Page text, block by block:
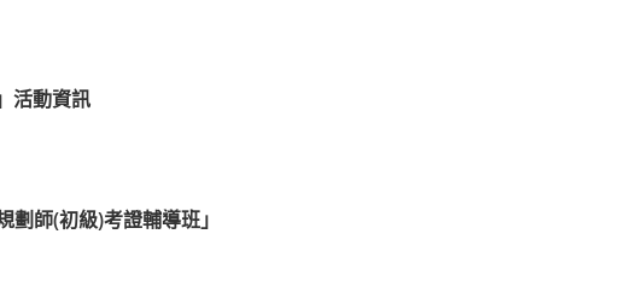
活動資訊
師(初級)考證輔導班」